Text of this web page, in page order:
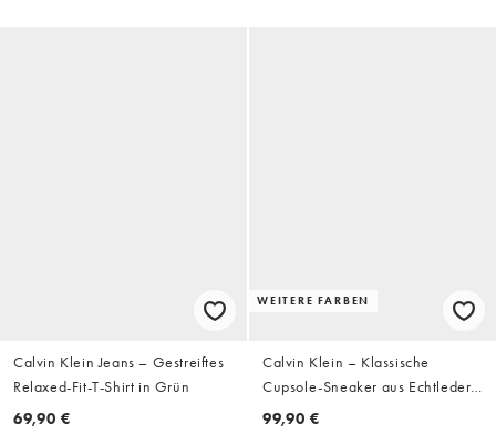
Calvin Klein Jeans – Gestreiftes
Relaxed-Fit-T-Shirt in Grün
69,90 €
WEITERE FARBEN
Calvin Klein – Klassische
Cupsole-Sneaker aus Echtleder
in Weiß
99,90 €